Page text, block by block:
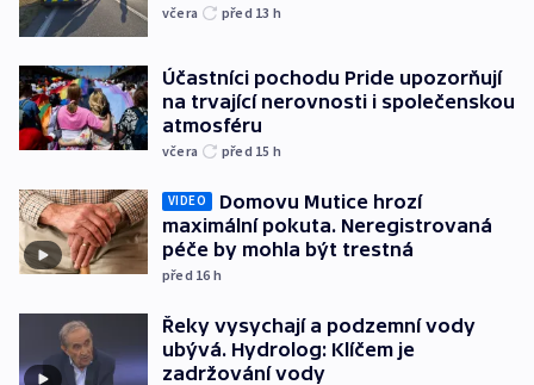
včera před 13 h
Účastníci pochodu Pride upozorňují
na trvající nerovnosti i společenskou
atmosféru
včera před 15 h
VIDEO
Domovu Mutice hrozí
maximální pokuta. Neregistrovaná
péče by mohla být trestná
před 16 h
Řeky vysychají a podzemní vody
ubývá. Hydrolog: Klíčem je
zadržování vody